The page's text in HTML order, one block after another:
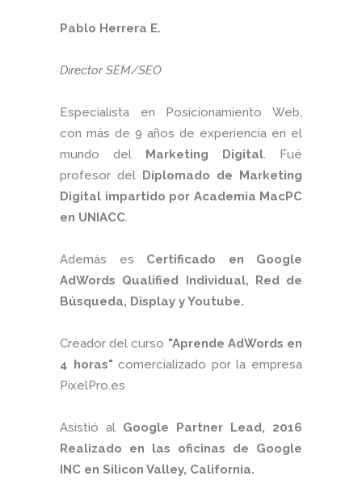
Pablo Herrera E.
Director SEM/SEO
Especialista en Posicionamiento Web,
con más de 9 años de experiencia en el
mundo del Marketing Digital. Fué
profesor del Diplomado de Marketing
Digital impartido por Academia MacPC
en UNIACC.
Además es Certificado en Google
AdWords Qualified Individual, Red de
Búsqueda, Display y Youtube.
Creador del curso "Aprende AdWords en
4 horas" comercializado por la empresa
PixelPro.es
Asistió al Google Partner Lead, 2016
Realizado en las oficinas de Google
INC en Silicon Valley, California.